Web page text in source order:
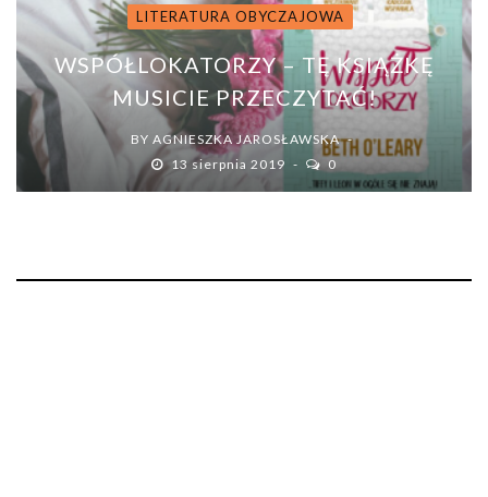
LITERATURA OBYCZAJOWA
WSPÓŁLOKATORZY – TĘ KSIĄŻKĘ
MUSICIE PRZECZYTAĆ!
BY AGNIESZKA JAROSŁAWSKA
13 sierpnia 2019
0